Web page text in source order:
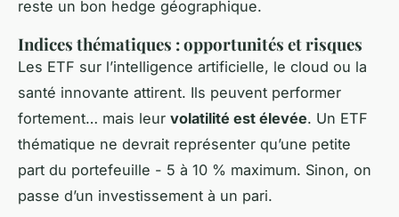
reste un bon hedge géographique.
Indices thématiques : opportunités et risques
Les ETF sur l’intelligence artificielle, le cloud ou la
santé innovante attirent. Ils peuvent performer
fortement… mais leur volatilité est élevée. Un ETF
thématique ne devrait représenter qu’une petite
part du portefeuille - 5 à 10 % maximum. Sinon, on
passe d’un investissement à un pari.